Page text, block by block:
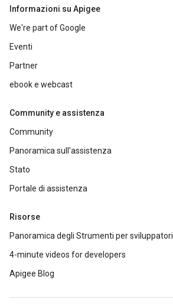
Informazioni su Apigee
We're part of Google
Eventi
Partner
ebook e webcast
Community e assistenza
Community
Panoramica sull'assistenza
Stato
Portale di assistenza
Risorse
Panoramica degli Strumenti per sviluppatori
4-minute videos for developers
Apigee Blog